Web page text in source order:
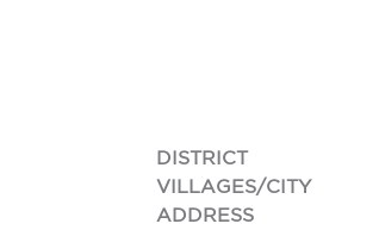
DISTRICT
VILLAGES/CITY
ADDRESS